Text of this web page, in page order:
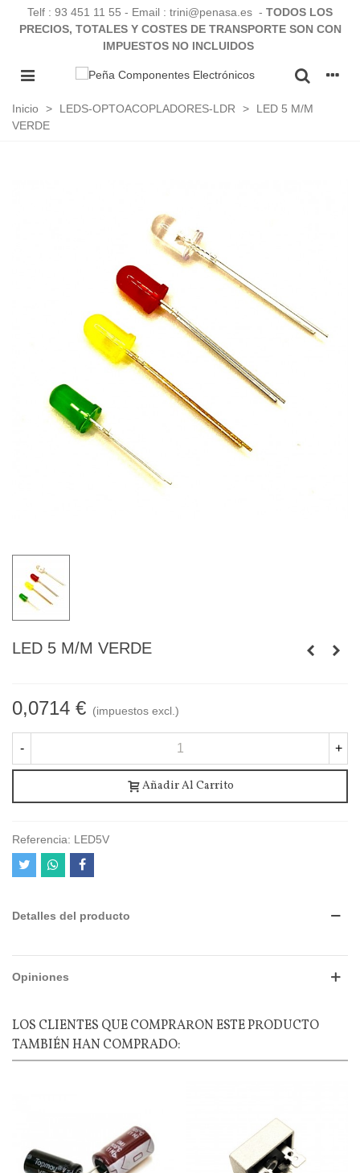
Telf : 93 451 11 55 - Email : trini@penasa.es - TODOS LOS
PRECIOS, TOTALES Y COSTES DE TRANSPORTE SON CON
IMPUESTOS NO INCLUIDOS
Inicio > LEDS-OPTOACOPLADORES-LDR >
LED 5 M/M
VERDE
LED 5 M/M VERDE
0,0714 € (impuestos excl.)
- +
Añadir Al Carrito
Referencia: LED5V
Detalles del producto
Opiniones
LOS CLIENTES QUE COMPRARON ESTE PRODUCTO
TAMBIÉN HAN COMPRADO: